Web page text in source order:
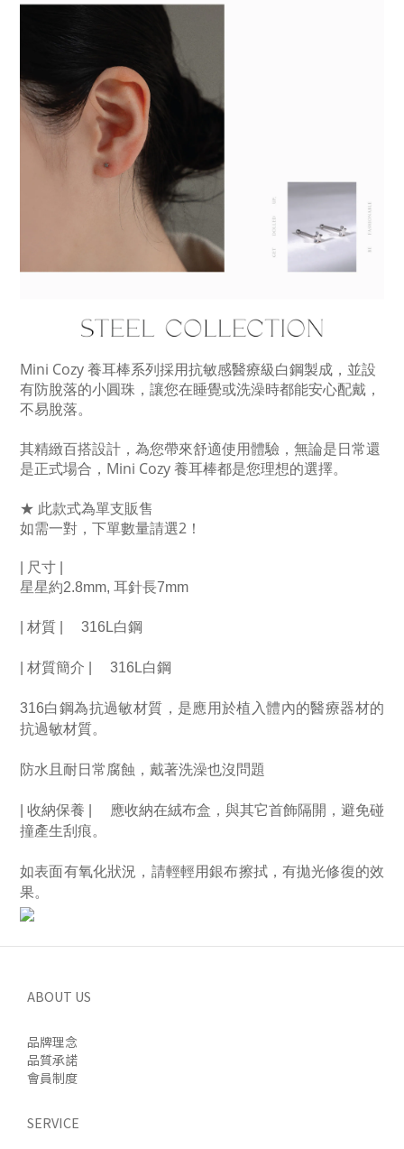
Mini Cozy 養耳棒系列採用抗敏感醫療級白鋼製成，並設
有防脫落的小圓珠，讓您在睡覺或洗澡時都能安心配戴，
不易脫落​​。
其精緻百搭設計，為您帶來舒適使用體驗，無論是日常還
是正式場合，Mini Cozy 養耳棒都是您理想的選擇。
★ 此款式為單支販售
如需一對，下單數量請選2！
| 尺寸 |
星星約2.8mm, 耳針長7mm
| 材質 | 　316L白鋼
| 材質簡介 | 　316L白鋼
316白鋼為抗過敏材質，是應用於植入體內的醫療器材的
抗過敏材質。
防水且耐日常腐蝕，戴著洗澡也沒問題
| 收納保養 | 　應收納在絨布盒，與其它首飾隔開，避免碰
撞產生刮痕。
如表面有氧化狀況，請輕輕用銀布擦拭，有拋光修復的效
果。
ABOUT US
品牌理念
品質承諾
會員制度
SERVICE